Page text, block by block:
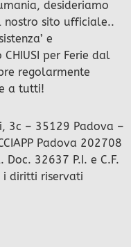
desideriamo
nostro sito ufficiale..
e
CHIUSI per Ferie dal
regolarmente
a tutti!
3c – 35129 Padova –
Padova 202708
Doc. 32637 P.I. e C.F.
i diritti riservati